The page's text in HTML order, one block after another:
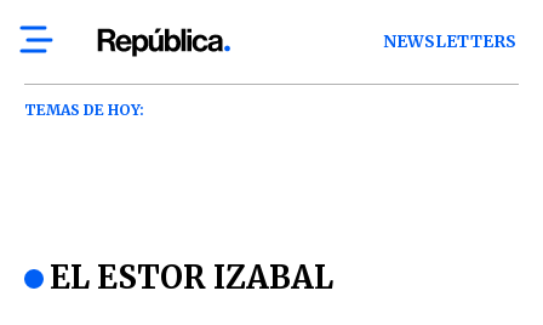
NEWSLETTERS
TEMAS DE HOY:
EL ESTOR IZABAL